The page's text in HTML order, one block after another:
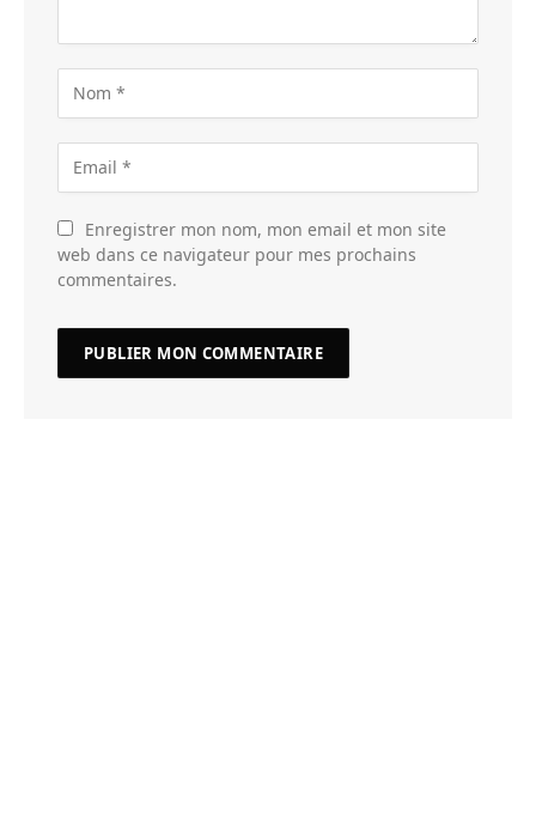
Enregistrer mon nom, mon email et mon site
web dans ce navigateur pour mes prochains
commentaires.